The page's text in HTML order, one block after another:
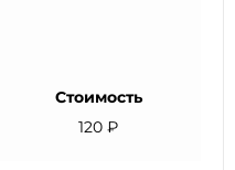
Стоимость
120 ₽